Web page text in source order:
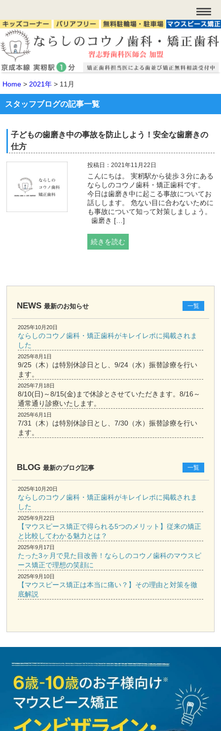
Home > 2021年 > 11月
スタッフブログの記事一覧
子どもの歯磨き中の事故を防止しよう！安全な歯磨きの
仕方
投稿日：2021年11月22日
こんにちは。 実籾駅から徒歩３分にある
ならしのコウノ歯科・矯正歯科です。
今日は歯磨き中に起こる事故についてお
話しします。 危ない目に合わないために
も事故について知って対策しましょう。
歯磨き […]
続きを読む
NEWS 最新のお知らせ 一覧
2025年10月20日
ならしのコウノ歯科・矯正歯科がキレイレポに掲載されま
した
2025年8月1日
9/25（木）は特別休診日とし、9/24（水）振替診療を行い
ます。
2025年7月18日
8/10(日)～8/15(金)まで休診とさせていただきます。8/16～
通常通り診療いたします。
2025年6月1日
7/31（木）は特別休診日とし、7/30（水）振替診療を行い
ます。
BLOG 最新のブログ記事 一覧
2025年10月20日
ならしのコウノ歯科・矯正歯科がキレイレポに掲載されま
した
2025年9月22日
【マウスピース矯正で得られる5つのメリット】従来の矯正
と比較してわかる魅力とは？
2025年9月17日
たった3ヶ月で見た目改善！ならしのコウノ歯科のマウスピ
ース矯正で理想の笑顔に
2025年9月10日
【マウスピース矯正は本当に痛い？】その理由と対策を徹
底解説